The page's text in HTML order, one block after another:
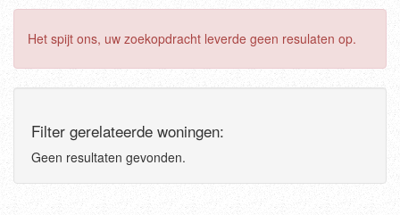
Het spijt ons, uw zoekopdracht leverde geen resulaten op.
Filter gerelateerde woningen:
Geen resultaten gevonden.